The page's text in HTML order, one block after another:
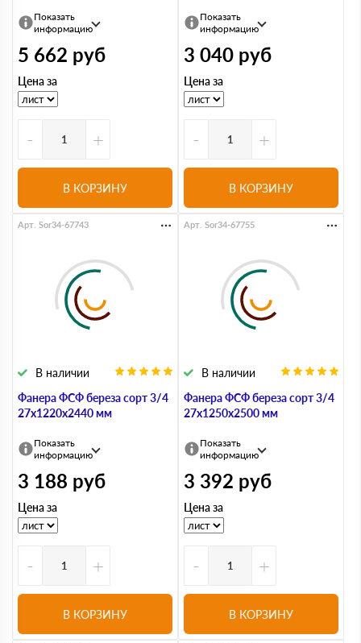
Показать
информацию
5 662 руб
Цена за
- +
В КОРЗИНУ
Показать
информацию
3 040 руб
Цена за
- +
В КОРЗИНУ
Фанера ФСФ береза сорт 3/4
27х1220х2440 мм
В наличии
Арт. Sor34-67743
Показать
информацию
3 188 руб
Цена за
- +
В КОРЗИНУ
Фанера ФСФ береза сорт 3/4
27х1250х2500 мм
В наличии
Арт. Sor34-67755
Показать
информацию
3 392 руб
Цена за
- +
В КОРЗИНУ